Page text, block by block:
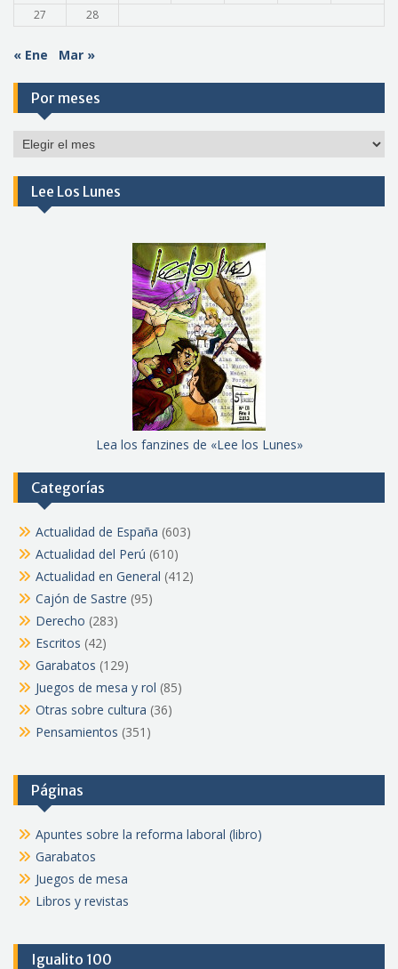
27 28
« Ene Mar »
Por meses
Por
Lee Los Lunes
Lea los fanzines de «Lee los Lunes»
Categorías
Actualidad de España (603)
Actualidad del Perú (610)
Actualidad en General (412)
Cajón de Sastre (95)
Derecho (283)
Escritos (42)
Garabatos (129)
Juegos de mesa y rol (85)
Otras sobre cultura (36)
Pensamientos (351)
Páginas
Apuntes sobre la reforma laboral (libro)
Garabatos
Juegos de mesa
Libros y revistas
Igualito 100